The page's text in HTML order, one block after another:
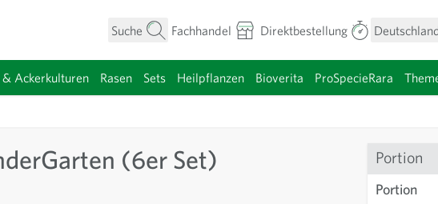
Suche
Fachhandel Direktbestellung
& Ackerkulturen Rasen Sets Heilpflanzen Bioverita ProSpecieRara
(6er Set) Portion
Portion